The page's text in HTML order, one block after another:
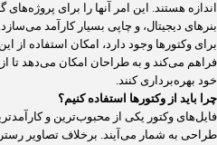
اندازه هستند. این امر آنها را برای
بنرهای دیجیتال، و چاپی بسیار کارآمد
برای وکتورها وجود دارد، امکان استفاده از
فراهم می‌کند و به طراحان امکان می‌دهد تا
خود بهره‌برداری کنند.
چرا باید از وکتورها استفاده کنیم؟
فایل‌های وکتور یکی از محبوب‌ترین و
طراحی به شمار می‌آیند. برخلاف تصاویر